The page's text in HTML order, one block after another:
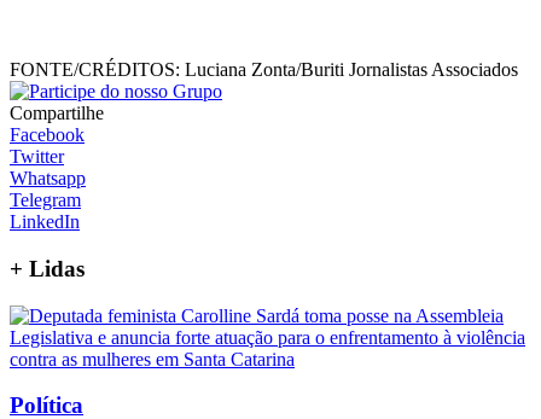
FONTE/CRÉDITOS: Luciana Zonta/Buriti Jornalistas Associados
Compartilhe
Facebook
Twitter
Whatsapp
Telegram
LinkedIn
+ Lidas
Política